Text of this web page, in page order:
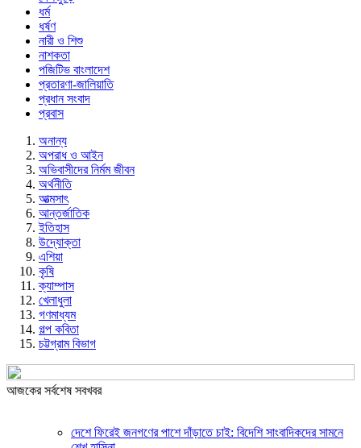
ধর্ম
ধর্ষণ
নারী ও শিশু
নাশকতা
পজিটিভ বাংলাদেশ
প্রতারণা-জালিয়াতি
প্রধান সংবাদ
প্রবাস
অনান্য
অপরাধ ও আইন
অভিবাসীদের নির্মম জীবন
অর্থনীতি
আত্মসাৎ
আন্তর্জাতিক
ইতিহাস
উদ্যোক্তা
এশিয়া
কৃষি
ক্যাম্পাস
খেলাধুলা
গণমাধ্যম
গল্প ক‌বিতা
চট্টগ্রাম বিভাগ
আজকের সর্বশেষ সবখবর
দেশে ফিরেই জনগণের পাশে দাঁড়াতে চাই: বিদেশি সাংবাদিকদের সামনে